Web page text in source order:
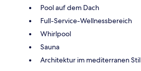
Pool auf dem Dach
Full-Service-Wellnessbereich
Whirlpool
Sauna
Architektur im mediterranen Stil